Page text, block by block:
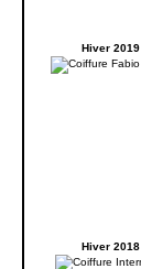
Hiver 2019
Hiver 2018